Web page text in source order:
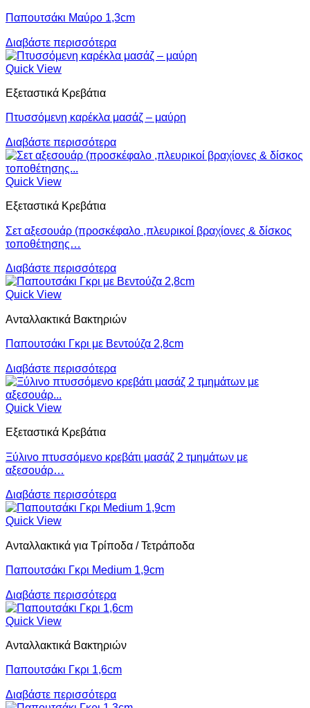
Παπουτσάκι Μαύρο 1,3cm
Διαβάστε περισσότερα
Quick View
Εξεταστικά Κρεβάτια
Πτυσσόμενη καρέκλα μασάζ – μαύρη
Διαβάστε περισσότερα
Quick View
Εξεταστικά Κρεβάτια
Σετ αξεσουάρ (προσκέφαλο ,πλευρικοί βραχίονες & δίσκος
τοποθέτησης…
Διαβάστε περισσότερα
Quick View
Ανταλλακτικά Βακτηριών
Παπουτσάκι Γκρι με Βεντούζα 2,8cm
Διαβάστε περισσότερα
Quick View
Εξεταστικά Κρεβάτια
Ξύλινο πτυσσόμενο κρεβάτι μασάζ 2 τμημάτων με
αξεσουάρ…
Διαβάστε περισσότερα
Quick View
Ανταλλακτικά για Τρίποδα / Τετράποδα
Παπουτσάκι Γκρι Μedium 1,9cm
Διαβάστε περισσότερα
Quick View
Ανταλλακτικά Βακτηριών
Παπουτσάκι Γκρι 1,6cm
Διαβάστε περισσότερα